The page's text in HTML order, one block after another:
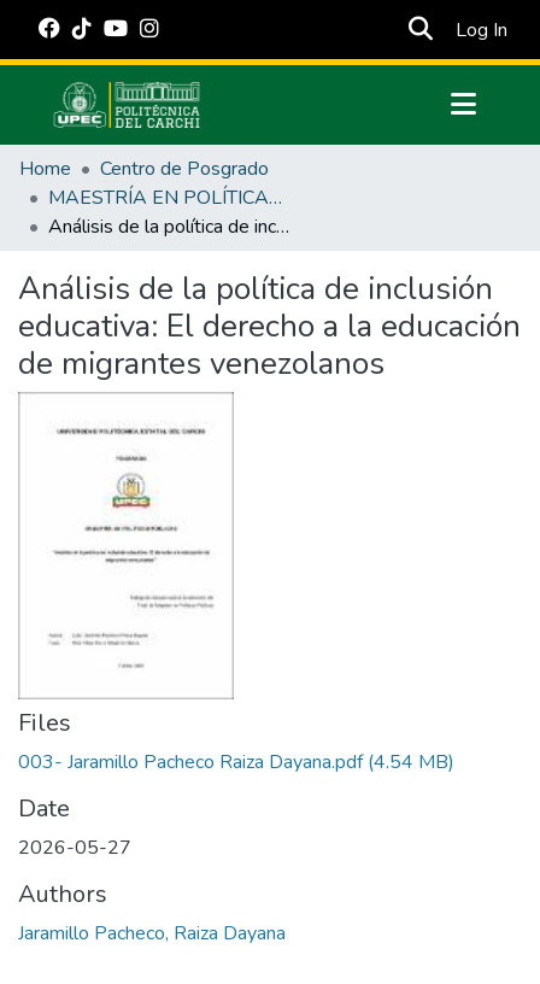
Log In
Communities & Collections
All of DSpace
Statistics
Estadísticas Externas
Manuales
Home
Centro de Posgrado
MAESTRÍA EN POLÍTICAS PÚBLICAS
Análisis de la política de inclusión educativa: El derecho a la educación de migrantes venezolanos
Análisis de la política de inclusión
educativa: El derecho a la educación
de migrantes venezolanos
Files
003- Jaramillo Pacheco Raiza Dayana.pdf(4.54 MB)
Date
2026-05-27
Authors
Jaramillo Pacheco, Raiza Dayana